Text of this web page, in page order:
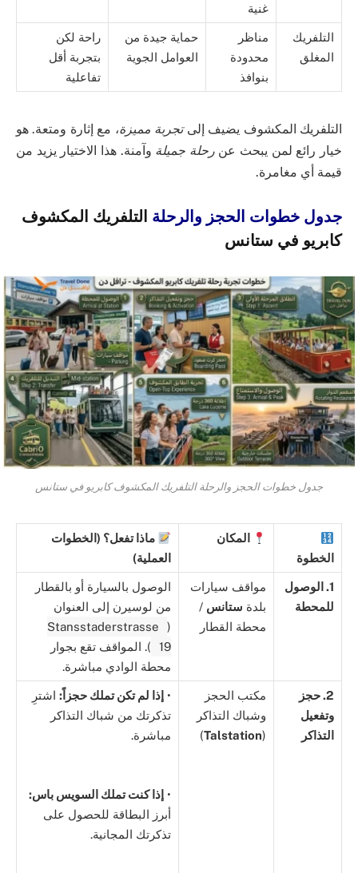
غنية
التلفريك
المغلق
مناظر
محدودة
بنوافذ
حماية جيدة من
العوامل الجوية
راحة لكن
بتجربة أقل
تفاعلية
التلفريك المكشوف يضيف إلىتجربة مميزة، مع إثارة ومتعة. هو
خيار رائع لمن يبحث عنرحلة جميلة وآمنة. هذا الاختيار يزيد من
قيمة أي مغامرة.
جدول خطوات الحجز والرحلة التلفريك المكشوف
كابريو في ستانس
جدول خطوات الحجز والرحلة التلفريك المكشوف كابريو في ستانس
الخطوة
المكان
ماذا تفعل؟ (الخطوات
العملية)
1. الوصول
للمحطة
مواقف سيارات
بلدة ستانس /
محطة القطار
الوصول بالسيارة أو بالقطار
من لوسيرن إلى العنوان
(
Stansstaderstrasse
19
). المواقف تقع بجوار
محطة الوادي مباشرة.
2. حجز
وتفعيل
التذاكر
مكتب الحجز
وشباك التذاكر
(
Talstation
)
• إذا لم تكن تملك حجزاً: اشترِ
تذكرتك من شباك التذاكر
مباشرة.
• إذا كنت تملك السويس باس:
أبرز البطاقة للحصول على
تذكرتك المجانية.